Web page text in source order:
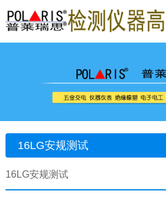
16LG安规测试
16LG安规测试